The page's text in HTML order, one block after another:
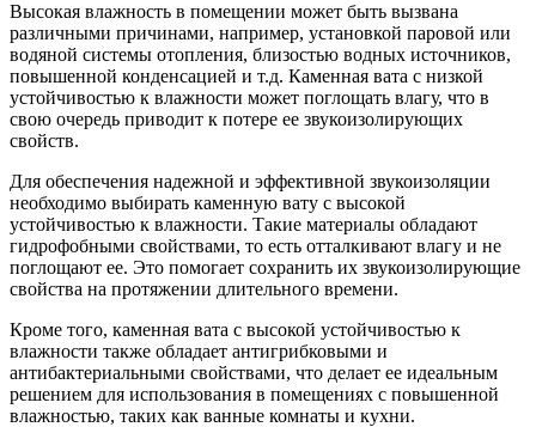
Высокая влажность в помещении может быть вызвана
различными причинами, например, установкой паровой или
водяной системы отопления, близостью водных источников,
повышенной конденсацией и т.д. Каменная вата с низкой
устойчивостью к влажности может поглощать влагу, что в
свою очередь приводит к потере ее звукоизолирующих
свойств.
Для обеспечения надежной и эффективной звукоизоляции
необходимо выбирать каменную вату с высокой
устойчивостью к влажности. Такие материалы обладают
гидрофобными свойствами, то есть отталкивают влагу и не
поглощают ее. Это помогает сохранить их звукоизолирующие
свойства на протяжении длительного времени.
Кроме того, каменная вата с высокой устойчивостью к
влажности также обладает антигрибковыми и
антибактериальными свойствами, что делает ее идеальным
решением для использования в помещениях с повышенной
влажностью, таких как ванные комнаты и кухни.